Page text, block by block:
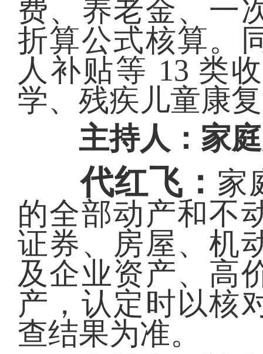
费、养老金、一
折算公式核算。
人补贴等 13 类
学、残疾儿童康
主持人：家庭
代红飞： 家
的全部动产和不
证券、房屋、机
及企业资产、高
产，认定时以核
查结果为准。